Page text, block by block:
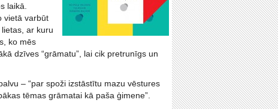
laikā.
vietā varbūt
ar kuru
ko mēs
dzīves “grāmatu”, lai cik pretrunīgs un
– “par spoži izstāstītu mazu vēstures
tēmas grāmatai kā paša ģimene”.